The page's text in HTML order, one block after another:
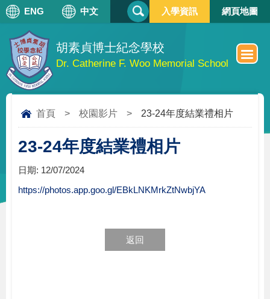
胡素貞博士紀念學校
Dr. Catherine F. Woo Memorial School
ENG 中文 搜
尋
單
入學資訊 網頁地圖
首頁 > 校園影片 > 23-24年度結業禮相片
23-24年度結業禮相片
日期: 12/07/2024
https://photos.app.goo.gl/EBkLNKMrkZtNwbjYA
返回